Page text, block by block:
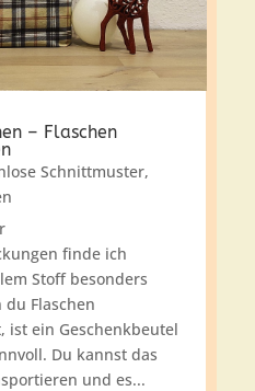
– Flaschen
Schnittmuster,
finde ich
Stoff besonders
Flaschen
ist ein Geschenkbeutel
Du kannst das
und es...